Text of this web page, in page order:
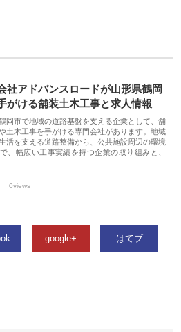
社アドバンスロードが山形県鶴岡
がける舗装土木工事と求人情報
岡市で地域の道路基盤を支える企業として、舗
土木工事を手がける専門会社があります。地域
活を支える道路整備から、公共施設周辺の環境
、幅広い工事実績を持つ企業の取り組みと、
0views
google+ はてブ